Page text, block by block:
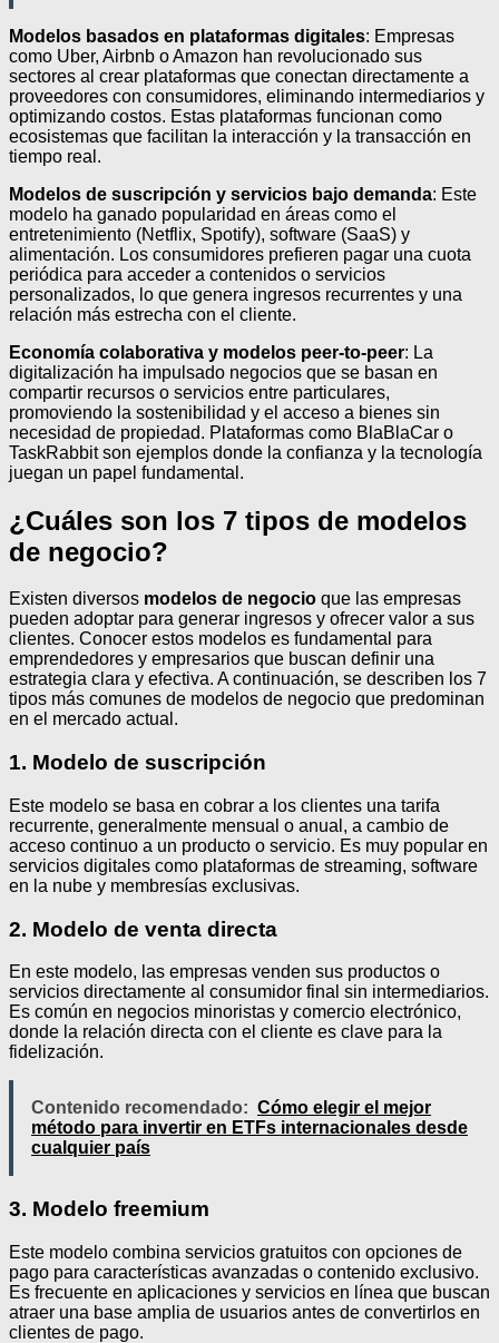
Modelos basados en plataformas digitales: Empresas
como Uber, Airbnb o Amazon han revolucionado sus
sectores al crear plataformas que conectan directamente a
proveedores con consumidores, eliminando intermediarios y
optimizando costos. Estas plataformas funcionan como
ecosistemas que facilitan la interacción y la transacción en
tiempo real.
Modelos de suscripción y servicios bajo demanda: Este
modelo ha ganado popularidad en áreas como el
entretenimiento (Netflix, Spotify), software (SaaS) y
alimentación. Los consumidores prefieren pagar una cuota
periódica para acceder a contenidos o servicios
personalizados, lo que genera ingresos recurrentes y una
relación más estrecha con el cliente.
Economía colaborativa y modelos peer-to-peer: La
digitalización ha impulsado negocios que se basan en
compartir recursos o servicios entre particulares,
promoviendo la sostenibilidad y el acceso a bienes sin
necesidad de propiedad. Plataformas como BlaBlaCar o
TaskRabbit son ejemplos donde la confianza y la tecnología
juegan un papel fundamental.
¿Cuáles son los 7 tipos de modelos
de negocio?
Existen diversos modelos de negocio que las empresas
pueden adoptar para generar ingresos y ofrecer valor a sus
clientes. Conocer estos modelos es fundamental para
emprendedores y empresarios que buscan definir una
estrategia clara y efectiva. A continuación, se describen los 7
tipos más comunes de modelos de negocio que predominan
en el mercado actual.
1. Modelo de suscripción
Este modelo se basa en cobrar a los clientes una tarifa
recurrente, generalmente mensual o anual, a cambio de
acceso continuo a un producto o servicio. Es muy popular en
servicios digitales como plataformas de streaming, software
en la nube y membresías exclusivas.
2. Modelo de venta directa
En este modelo, las empresas venden sus productos o
servicios directamente al consumidor final sin intermediarios.
Es común en negocios minoristas y comercio electrónico,
donde la relación directa con el cliente es clave para la
fidelización.
Contenido recomendado: Cómo elegir el mejor
método para invertir en ETFs internacionales desde
cualquier país
3. Modelo freemium
Este modelo combina servicios gratuitos con opciones de
pago para características avanzadas o contenido exclusivo.
Es frecuente en aplicaciones y servicios en línea que buscan
atraer una base amplia de usuarios antes de convertirlos en
clientes de pago.